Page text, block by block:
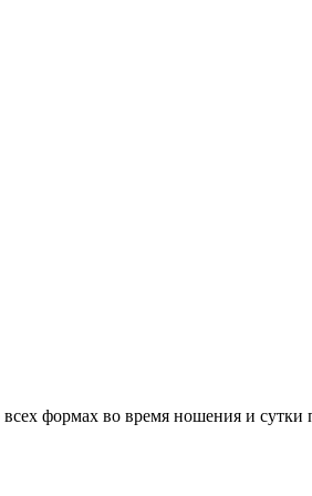
формах во время ношения и сутки